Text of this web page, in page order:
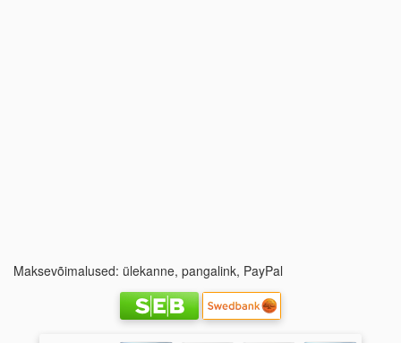
Maksevõimalused: ülekanne, pangalink, PayPal